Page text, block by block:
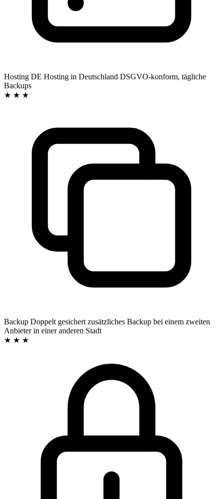
Hosting DE Hosting in Deutschland DSGVO-konform, tägliche
Backups
★ ★ ★
Backup Doppelt gesichert zusätzliches Backup bei einem zweiten
Anbieter in einer anderen Stadt
★ ★ ★